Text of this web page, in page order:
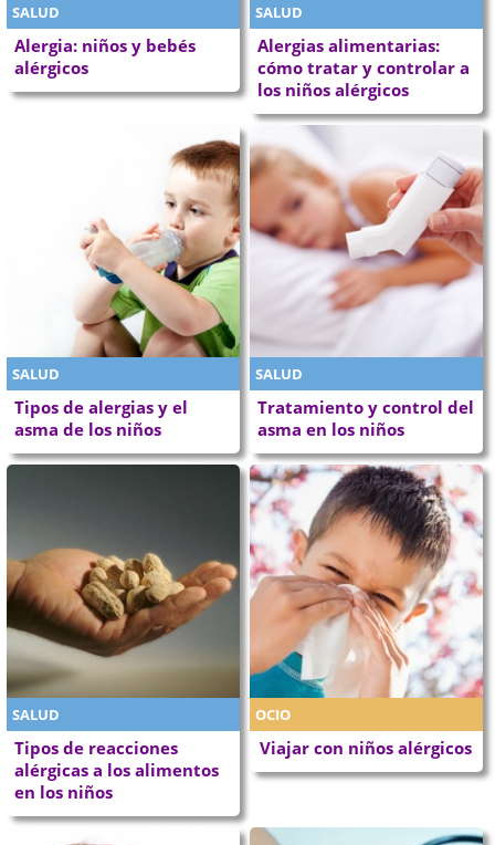
SALUD
Alergia: niños y bebés
alérgicos
SALUD
Alergias alimentarias:
cómo tratar y controlar a
los niños alérgicos
SALUD
Tipos de alergias y el
asma de los niños
SALUD
Tratamiento y control del
asma en los niños
SALUD
Tipos de reacciones
alérgicas a los alimentos
en los niños
OCIO
Viajar con niños alérgicos